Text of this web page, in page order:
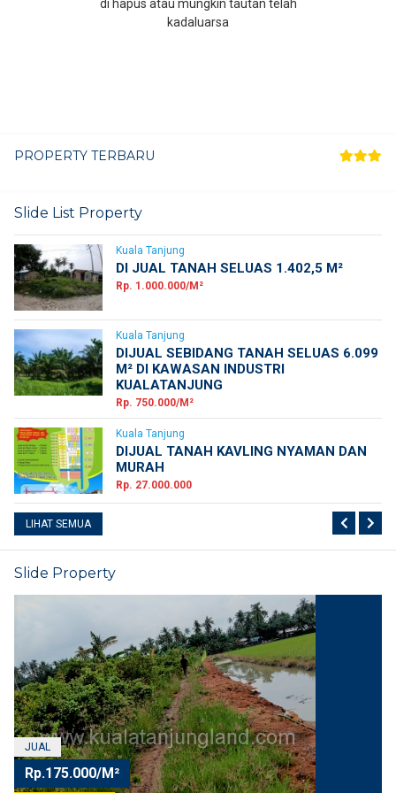
di hapus atau mungkin tautan telah
kadaluarsa
PROPERTY TERBARU
Slide List Property
Kuala Tanjung
DI JUAL TANAH SELUAS 1.402,5 M²
Rp. 1.000.000/M²
Kuala Tanjung
DIJUAL SEBIDANG TANAH SELUAS 6.099
M² DI KAWASAN INDUSTRI
KUALATANJUNG
Rp. 750.000/M²
Kuala Tanjung
DIJUAL TANAH KAVLING NYAMAN DAN
MURAH
Rp. 27.000.000
LIHAT SEMUA
Slide Property
JUAL
Rp.175.000/M²